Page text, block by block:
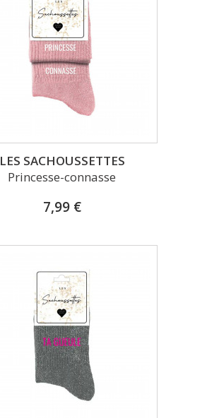
LES SACHOUSSETTES
Princesse-connasse
7,99 €